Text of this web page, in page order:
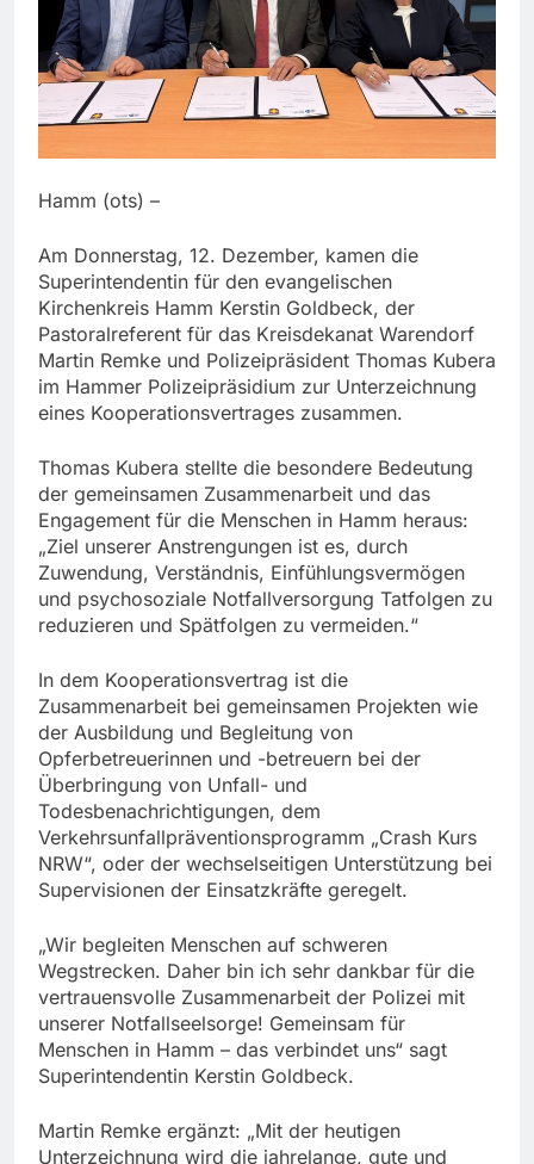
Hamm (ots) –
Am Donnerstag, 12. Dezember, kamen die
Superintendentin für den evangelischen
Kirchenkreis Hamm Kerstin Goldbeck, der
Pastoralreferent für das Kreisdekanat Warendorf
Martin Remke und Polizeipräsident Thomas Kubera
im Hammer Polizeipräsidium zur Unterzeichnung
eines Kooperationsvertrages zusammen.
Thomas Kubera stellte die besondere Bedeutung
der gemeinsamen Zusammenarbeit und das
Engagement für die Menschen in Hamm heraus:
„Ziel unserer Anstrengungen ist es, durch
Zuwendung, Verständnis, Einfühlungsvermögen
und psychosoziale Notfallversorgung Tatfolgen zu
reduzieren und Spätfolgen zu vermeiden.“
In dem Kooperationsvertrag ist die
Zusammenarbeit bei gemeinsamen Projekten wie
der Ausbildung und Begleitung von
Opferbetreuerinnen und -betreuern bei der
Überbringung von Unfall- und
Todesbenachrichtigungen, dem
Verkehrsunfallpräventionsprogramm „Crash Kurs
NRW“, oder der wechselseitigen Unterstützung bei
Supervisionen der Einsatzkräfte geregelt.
„Wir begleiten Menschen auf schweren
Wegstrecken. Daher bin ich sehr dankbar für die
vertrauensvolle Zusammenarbeit der Polizei mit
unserer Notfallseelsorge! Gemeinsam für
Menschen in Hamm – das verbindet uns“ sagt
Superintendentin Kerstin Goldbeck.
Martin Remke ergänzt: „Mit der heutigen
Unterzeichnung wird die jahrelange, gute und